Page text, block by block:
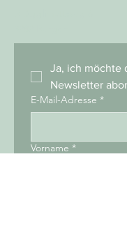
Ja, ich möchte
Newsletter
E-Mail-Adresse *
Vorname *